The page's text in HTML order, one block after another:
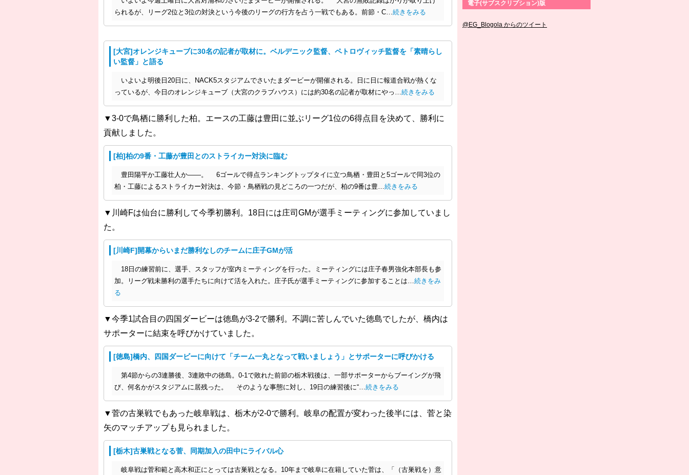
られるが、リーグ2位と3位の対決という今後のリーグの行方を占う一戦でもある。前節・C…続きをみる
[大宮]オレンジキューブに30名の記者が取材に。ベルデニック監督、ペトロヴィッチ監督を「素晴らし
い監督」と語る
いよいよ明後日20日に、NACK5スタジアムでさいたまダービーが開催される。日に日に報道合戦が熱くな
っているが、今日のオレンジキューブ（大宮のクラブハウス）には約30名の記者が取材にやっ…続きをみる
▼3-0で鳥栖に勝利した柏。エースの工藤は豊田に並ぶリーグ1位の6得点目を決めて、勝利に
貢献しました。
[柏]柏の9番・工藤が豊田とのストライカー対決に臨む
豊田陽平か工藤壮人か――。 6ゴールで得点ランキングトップタイに立つ鳥栖・豊田と5ゴールで同3位の
柏・工藤によるストライカー対決は、今節・鳥栖戦の見どころの一つだが、柏の9番は豊…続きをみる
▼川崎Fは仙台に勝利して今季初勝利。18日には庄司GMが選手ミーティングに参加していまし
た。
[川崎F]開幕からいまだ勝利なしのチームに庄子GMが活
18日の練習前に、選手、スタッフが室内ミーティングを行った。ミーティングには庄子春男強化本部長も参
加。リーグ戦未勝利の選手たちに向けて活を入れた。庄子氏が選手ミーティングに参加することは…続きをみ
る
▼今季1試合目の四国ダービーは徳島が3-2で勝利。不調に苦しんでいた徳島でしたが、橋内は
サポーターに結束を呼びかけていました。
[徳島]橋内、四国ダービーに向けて「チーム一丸となって戦いましょう」とサポーターに呼びかける
第4節からの3連勝後、3連敗中の徳島。0-1で敗れた前節の栃木戦後は、一部サポーターからブーイングが飛
び、何名かがスタジアムに居残った。 そのような事態に対し、19日の練習後に“…続きをみる
▼菅の古巣戦でもあった岐阜戦は、栃木が2-0で勝利。岐阜の配置が変わった後半には、菅と染
矢のマッチアップも見られました。
[栃木]古巣戦となる菅、同期加入の田中にライバル心
岐阜戦は菅和範と高木和正にとっては古巣戦となる。10年まで岐阜に在籍していた菅は、「（古巣戦を）意
電子(サブスクリプション)版
@EG_Blogola からのツイート